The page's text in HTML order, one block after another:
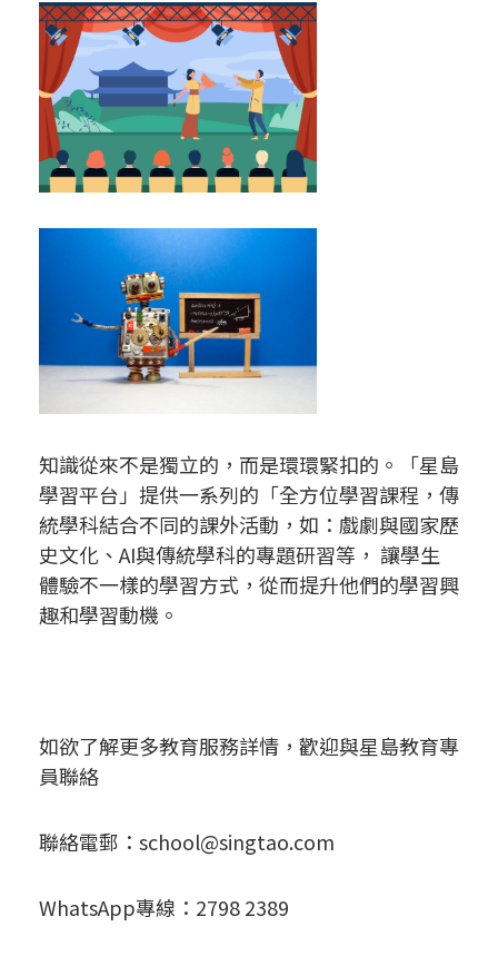
知識從來不是獨立的，而是環環緊扣的。「星島
學習平台」提供一系列的「全方位學習課程，傳
統學科結合不同的課外活動，如：戲劇與國家歷
史文化、AI與傳統學科的專題研習等， 讓學生
體驗不一樣的學習方式，從而提升他們的學習興
趣和學習動機。
如欲了解更多教育服務詳情，歡迎與星島教育專
員聯絡
聯絡電郵： school@singtao.com
WhatsApp專線：2798 2389